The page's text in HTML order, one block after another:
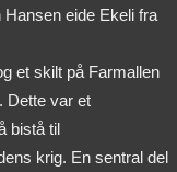
eide Ekeli fra
et skilt på Farmallen
Dette var et
bistå til
krig. En sentral del